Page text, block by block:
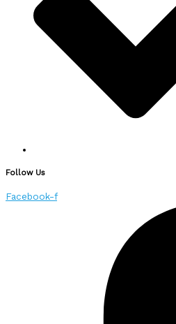
Follow Us
Facebook-f